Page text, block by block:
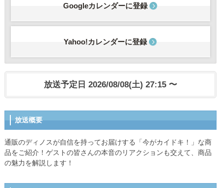
Googleカレンダーに登録
Yahoo!カレンダーに登録
放送予定日 2026/08/08(土) 27:15 〜
放送概要
通販のディノスが自信を持ってお届けする「今がカイドキ！」な商
品をご紹介！ゲストの皆さんの本音のリアクションも交えて、商品
の魅力を解説します！